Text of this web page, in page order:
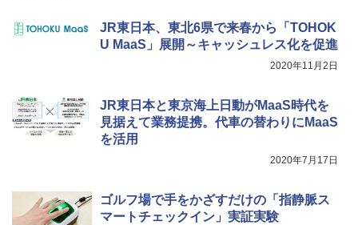
ュ(BC仕様) PATC-150B(EB)
￥9,990
[キャンパーズコレクション 山善] 傘みたいに
広げるだけ パッとサッとテント キューブワ
イドプラス ブラックコーティング フルクロ
ーズ メッシュ 5人用 簡単設置 ポップアップ
送
￥3,680
着替えテント トイレテント 透けない【換気
通気窓付き】収納袋付き UVカット 防水 防災
コンパクト iimono117 (ブルー)
JR東日本、東北6県で来春から「TOHOK
U MaaS」展開～キャッシュレス化を促進
2020年11月2日
JR東日本と東京海上日動がMaaS時代を
見据えて業務提携。代車の替わりにMaaS
を活用
2020年7月17日
ゴルフ場で手をかざすだけの「指静脈ス
マートチェックイン」実証実験